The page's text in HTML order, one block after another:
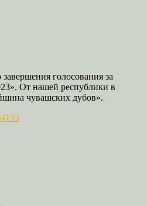
голосования за
От нашей республики в
чувашских дубов».